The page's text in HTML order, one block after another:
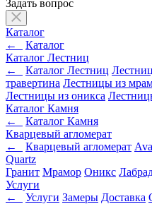
Задать вопрос
Каталог
←
Каталог
Каталог Лестниц
←
Каталог Лестниц
травертина Лестницы из
Лестницы из оникса
Каталог Камня
←
Каталог Камня
Кварцевый агломерат
←
Кварцевый агломерат
Quartz
Гранит Мрамор Оникс
Услуги
←
Услуги Замеры Доставка